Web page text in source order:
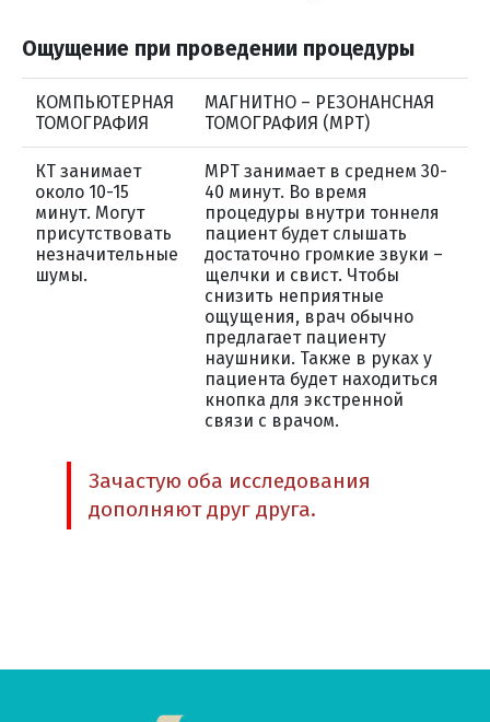
Ощущение при проведении процедуры
КОМПЬЮТЕРНАЯ
ТОМОГРАФИЯ
МАГНИТНО – РЕЗОНАНСНАЯ
ТОМОГРАФИЯ (МРТ)
КТ занимает
около 10-15
минут. Могут
присутствовать
незначительные
шумы.
МРТ занимает в среднем 30-
40 минут. Во время
процедуры внутри тоннеля
пациент будет слышать
достаточно громкие звуки –
щелчки и свист. Чтобы
снизить неприятные
ощущения, врач обычно
предлагает пациенту
наушники. Также в руках у
пациента будет находиться
кнопка для экстренной
связи с врачом.
Зачастую оба исследования
дополняют друг друга.